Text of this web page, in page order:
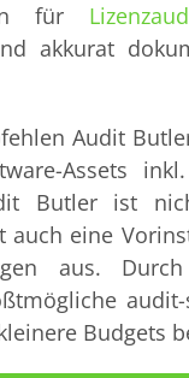
für
akkurat
Audit
Assets
Butler ist
auch eine
aus.
Budgets